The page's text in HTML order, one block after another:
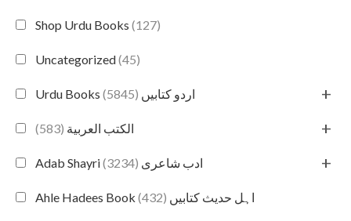
Shop Urdu Books (127)
Uncategorized(45)
Urdu Books اردو کتابیں (5845) +
الكتب العربية (583) +
Adab Shayri ادب شاعری (3234) +
Ahle Hadees Book اہل حدیث کتابیں (432)